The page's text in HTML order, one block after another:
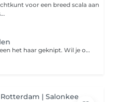
voor een breed scala aan
Bij deze behandeling wordt alleen het haar geknipt. Wil je ook het haar wassen en stylen met product, dan moet je kiezen voor hair refresh. De uiteindelijke prijs hangt af van de lengte en de dikte van het haar.